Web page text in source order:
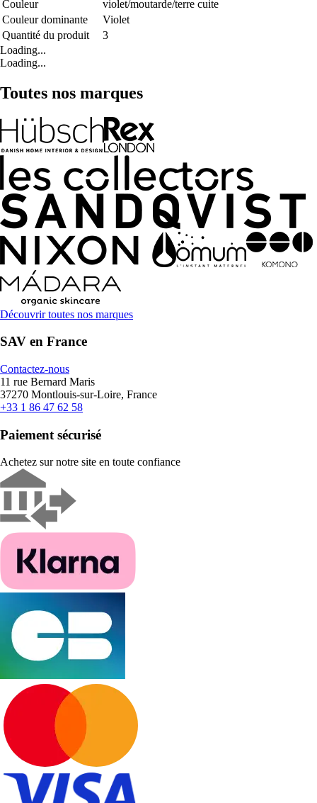
Couleur
violet/moutarde/terre cuite
Couleur dominante
Violet
Quantité du produit
3
Loading...
Loading...
Toutes nos marques
Découvrir toutes nos marques
SAV en France
Contactez-nous
11 rue Bernard Maris
37270 Montlouis-sur-Loire, France
+33 1 86 47 62 58
Paiement sécurisé
Achetez sur notre site en toute confiance